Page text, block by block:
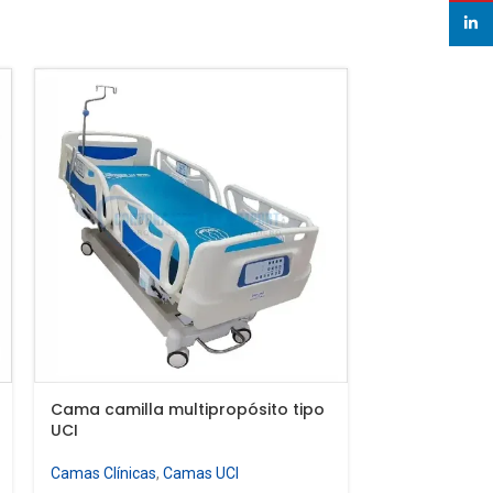
Cama camilla multipropósito tipo
UCI
Camas Clínicas, Camas UCI